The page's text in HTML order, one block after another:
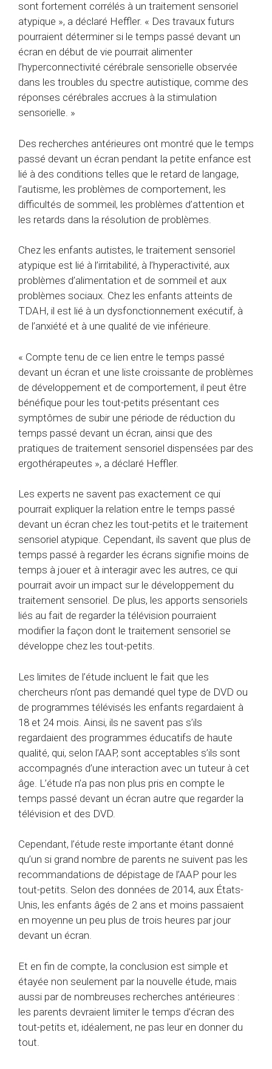
sont fortement corrélés à un traitement sensoriel
atypique », a déclaré Heffler. « Des travaux futurs
pourraient déterminer si le temps passé devant un
écran en début de vie pourrait alimenter
l’hyperconnectivité cérébrale sensorielle observée
dans les troubles du spectre autistique, comme des
réponses cérébrales accrues à la stimulation
sensorielle. »
Des recherches antérieures ont montré que le temps
passé devant un écran pendant la petite enfance est
lié à des conditions telles que le retard de langage,
l’autisme, les problèmes de comportement, les
difficultés de sommeil, les problèmes d’attention et
les retards dans la résolution de problèmes.
Chez les enfants autistes, le traitement sensoriel
atypique est lié à l’irritabilité, à l’hyperactivité, aux
problèmes d’alimentation et de sommeil et aux
problèmes sociaux. Chez les enfants atteints de
TDAH, il est lié à un dysfonctionnement exécutif, à
de l’anxiété et à une qualité de vie inférieure.
« Compte tenu de ce lien entre le temps passé
devant un écran et une liste croissante de problèmes
de développement et de comportement, il peut être
bénéfique pour les tout-petits présentant ces
symptômes de subir une période de réduction du
temps passé devant un écran, ainsi que des
pratiques de traitement sensoriel dispensées par des
ergothérapeutes », a déclaré Heffler.
Les experts ne savent pas exactement ce qui
pourrait expliquer la relation entre le temps passé
devant un écran chez les tout-petits et le traitement
sensoriel atypique. Cependant, ils savent que plus de
temps passé à regarder les écrans signifie moins de
temps à jouer et à interagir avec les autres, ce qui
pourrait avoir un impact sur le développement du
traitement sensoriel. De plus, les apports sensoriels
liés au fait de regarder la télévision pourraient
modifier la façon dont le traitement sensoriel se
développe chez les tout-petits.
Les limites de l’étude incluent le fait que les
chercheurs n’ont pas demandé quel type de DVD ou
de programmes télévisés les enfants regardaient à
18 et 24 mois. Ainsi, ils ne savent pas s’ils
regardaient des programmes éducatifs de haute
qualité, qui, selon l’AAP, sont acceptables s’ils sont
accompagnés d’une interaction avec un tuteur à cet
âge. L’étude n’a pas non plus pris en compte le
temps passé devant un écran autre que regarder la
télévision et des DVD.
Cependant, l’étude reste importante étant donné
qu’un si grand nombre de parents ne suivent pas les
recommandations de dépistage de l’AAP pour les
tout-petits. Selon des données de 2014, aux États-
Unis, les enfants âgés de 2 ans et moins passaient
en moyenne un peu plus de trois heures par jour
devant un écran.
Et en fin de compte, la conclusion est simple et
étayée non seulement par la nouvelle étude, mais
aussi par de nombreuses recherches antérieures :
les parents devraient limiter le temps d’écran des
tout-petits et, idéalement, ne pas leur en donner du
tout.